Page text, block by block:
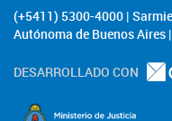
(+5411) 5300-4000 |
Autónoma de Buenos Aires
DESARROLLADO CON